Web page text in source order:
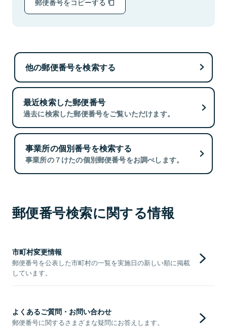
他の郵便番号を検索する
最近検索した郵便番号
過去に検索した郵便番号をご覧いただけます。
事業所の個別番号を検索する
事業所の７けたの個別郵便番号をお調べします。
郵便番号検索に関する情報
市町村変更情報
郵便番号を公表した市町村の一覧を実施日の新しい順に掲載
しています。
よくあるご質問・お問い合わせ
郵便番号に関するさまざまな疑問にお答えします。